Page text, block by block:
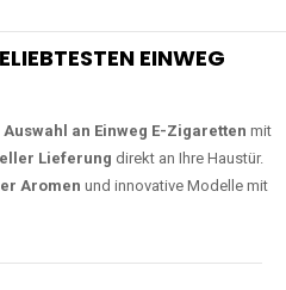
EINWEG
an Einweg E-Zigaretten mit
Lieferung direkt an Ihre Haustür.
Aromen und innovative Modelle mit